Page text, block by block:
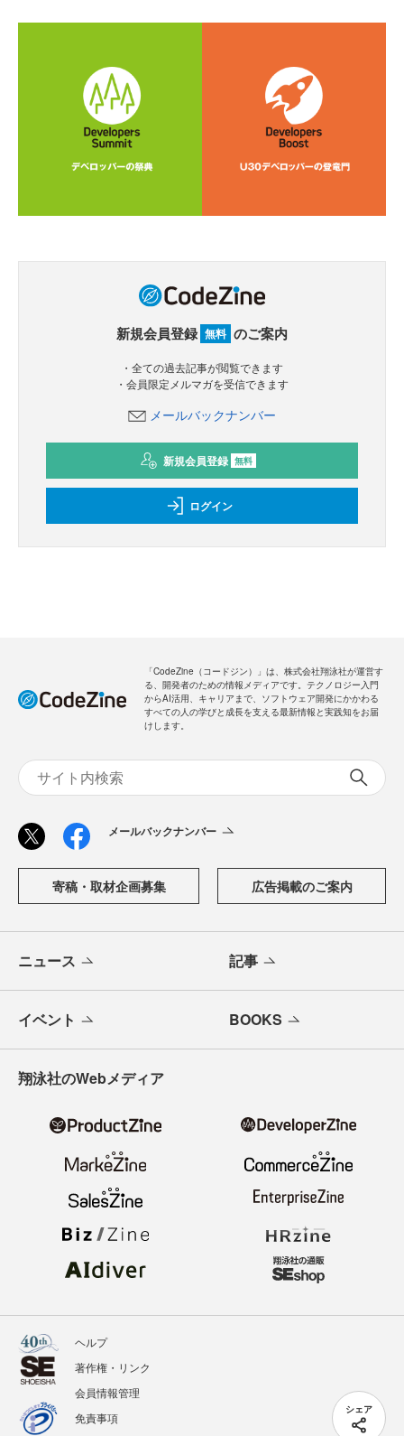
シェア
新規会員登録 無料 のご案内
・全ての過去記事が閲覧できます
・会員限定メルマガを受信できます
メールバックナンバー
新規会員登録 無料
ログイン
「CodeZine（コードジン）」は、株式会社翔泳社が運営す
る、開発者のための情報メディアです。テクノロジー入門
からAI活用、キャリアまで、ソフトウェア開発にかかわる
すべての人の学びと成長を支える最新情報と実践知をお届
けします。
メールバックナンバー
寄稿・取材企画募集 広告掲載のご案内
ニュース 記事
イベント BOOKS
翔泳社のWebメディア
ヘルプ
著作権・リンク
会員情報管理
免責事項